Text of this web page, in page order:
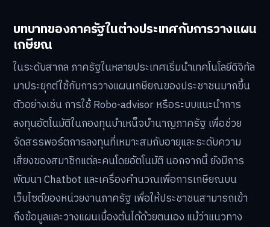
บทบาทของภาครัฐในต่างประเทศกับการวางแผน
เกษียณ
ในระดับสากล ภาครัฐในหลายประเทศเริ่มนำเทคโนโลยีดิจิทัล
มาประยุกต์ใช้กับการวางแผนเกษียณของประชาชนมากขึ้น
ตัวอย่างเช่น การใช้ Robo-advisor หรือระบบแนะนำการ
ลงทุนอัตโนมัติในกองทุนบำเหน็จบำนาญภาครัฐ เพื่อช่วย
จัดสรรพอร์ตการลงทุนที่เหมาะสมกับอายุและระดับความ
เสี่ยงของสมาชิกแต่ละคนโดยอัตโนมัติ นอกจากนี้ ยังมีการ
พัฒนา Chatbot และเครื่องคำนวณเพื่อการเกษียณบน
เว็บไซต์ของหน่วยงานภาครัฐ เพื่อให้ประชาชนสามารถเข้า
ถึงข้อมูลและวางแผนเบื้องต้นได้ด้วยตนเอง แม้ว่าแนวทาง